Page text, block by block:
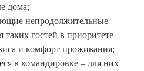
дома;
непродолжительные
таких гостей в приоритете
и комфорт проживания;
в командировке – для них